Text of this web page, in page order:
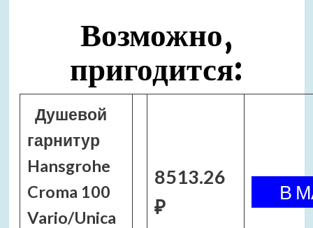
Возможно,
пригодится:
Душевой
гарнитур
Hansgrohe
Croma 100
Vario/Unica
8513.26
₽